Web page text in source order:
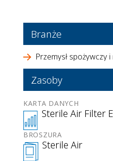
Branże
Przemysł spożywczy
Zasoby
KARTA DANYCH
Sterile Air Filter
BROSZURA
Sterile Air